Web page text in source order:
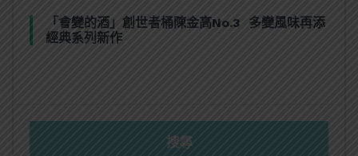
「會變的酒」創世者桶陳金高No.3 多變風味再添
經典系列新作
搜尋